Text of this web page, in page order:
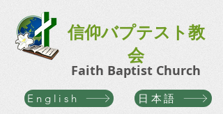
信仰バプテスト教
会
Faith Baptist Church
English 日本語